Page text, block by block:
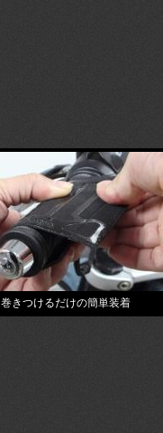
巻きつけるだけの簡単装着